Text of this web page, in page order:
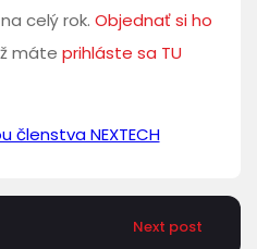
celý rok. Objednať si ho
máte prihláste sa TU
členstva NEXTECH
Next post